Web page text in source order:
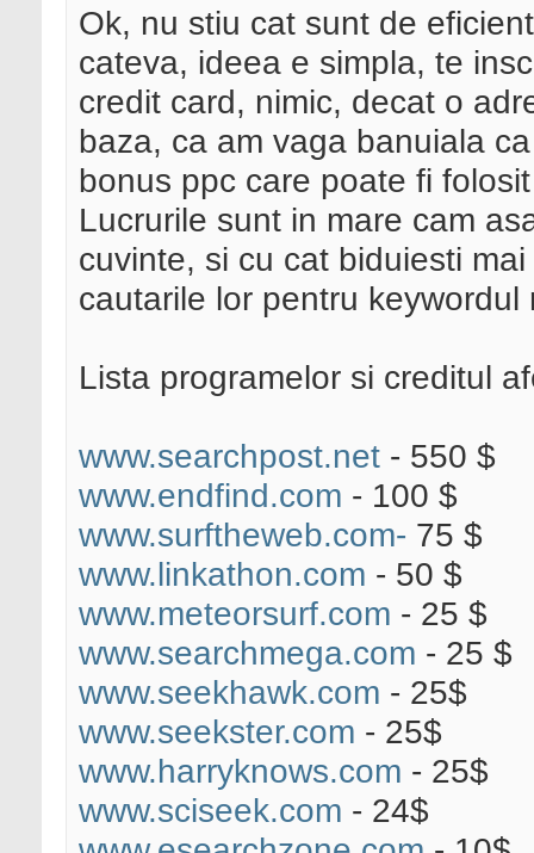
Ok, nu stiu cat sunt de
cateva, ideea e simpla, te
credit card, nimic, decat o
baza, ca am vaga banuiala
bonus ppc care poate fi
Lucrurile sunt in mare cam
cuvinte, si cu cat biduiesti
cautarile lor pentru keywordul
Lista programelor si creditul
www.searchpost.net - 550 $
www.endfind.com - 100 $
www.surftheweb.com- 75 $
www.linkathon.com - 50 $
www.meteorsurf.com - 25 $
www.searchmega.com - 25 $
www.seekhawk.com - 25$
www.seekster.com - 25$
www.harryknows.com - 25$
www.sciseek.com - 24$